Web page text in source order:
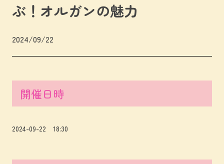
ぶ！オルガンの魅力
2024/09/22
開催日時
2024-09-22 18:30